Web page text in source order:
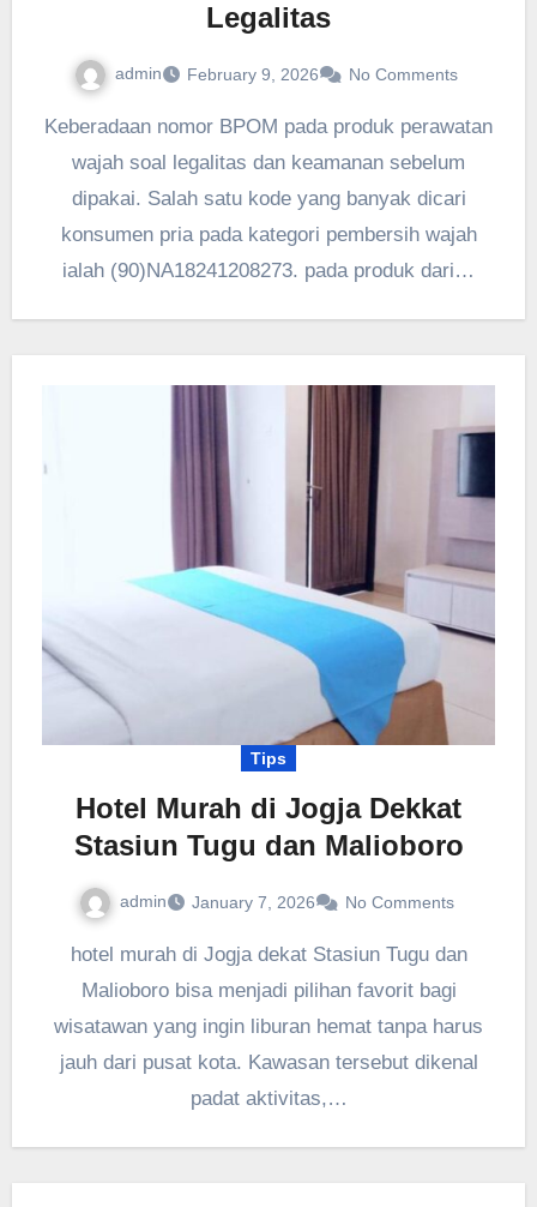
Legalitas
admin February 9, 2026 No Comments
Keberadaan nomor BPOM pada produk perawatan
wajah soal legalitas dan keamanan sebelum
dipakai. Salah satu kode yang banyak dicari
konsumen pria pada kategori pembersih wajah
ialah (90)NA18241208273. pada produk dari…
Tips
Hotel Murah di Jogja Dekkat
Stasiun Tugu dan Malioboro
admin January 7, 2026 No Comments
hotel murah di Jogja dekat Stasiun Tugu dan
Malioboro bisa menjadi pilihan favorit bagi
wisatawan yang ingin liburan hemat tanpa harus
jauh dari pusat kota. Kawasan tersebut dikenal
padat aktivitas,…